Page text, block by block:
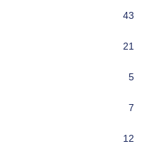
43
21
5
7
12